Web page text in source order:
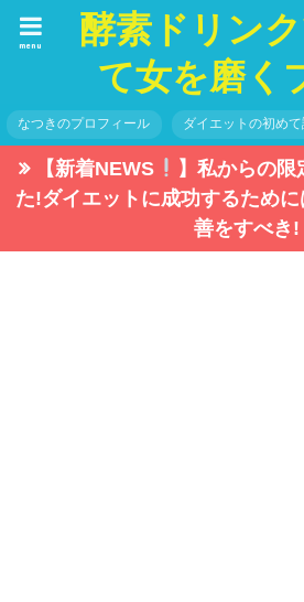
酵素ドリン
て女を磨く
menu
なつきのプロフィール ダイエットの初めて
【新着NEWS
】私からの限
た!ダイエットに成功するため
善をすべき!